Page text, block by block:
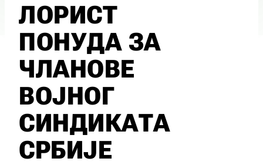
ЛОРИСТ
ПОНУДА ЗА
ЧЛАНОВЕ
ВОЈНОГ
СИНДИКАТА
СРБИЈЕ